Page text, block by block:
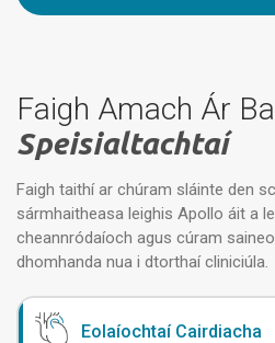
Faigh Amach Ár
Speisialtachtaí
Faigh taithí ar chúram sláinte den
sármhaitheasa leighis Apollo áit a
cheannródaíoch agus cúram
dhomhanda nua i dtorthaí cliniciúla.
Eolaíochtaí Cairdiacha